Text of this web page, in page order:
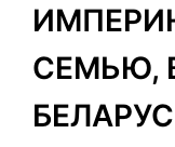
СЕМЬЮ,